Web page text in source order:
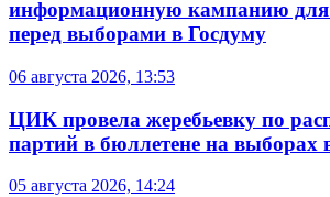
информационную кампанию для
перед выборами в Госдуму
06 августа 2026, 13:53
ЦИК провела жеребьевку по
партий в бюллетене на выборах
05 августа 2026, 14:24